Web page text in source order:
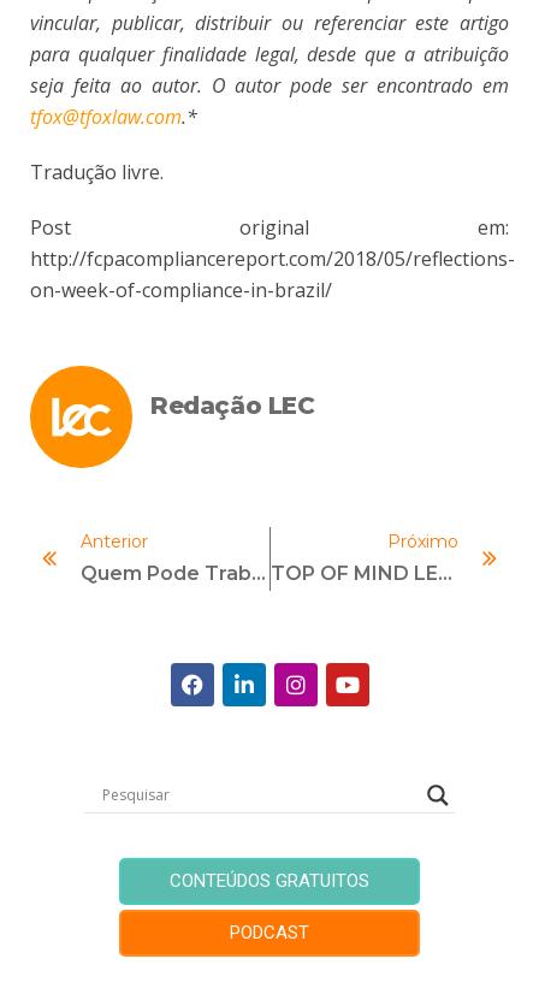
vincular, publicar, distribuir ou referenciar este artigo
para qualquer finalidade legal, desde que a atribuição
seja feita ao autor. O autor pode ser encontrado em
tfox@tfoxlaw.com.*
Tradução livre.
Post original em:
http://fcpacompliancereport.com/2018/05/reflections-
on-week-of-compliance-in-brazil/
Redação LEC
Anterior
Quem Pode Trabalhar Com Compliance?
Próximo
TOP OF MIND LEC COMPLIANCE CELEBRA OS MAIS LEMBRADOS
CONTEÚDOS GRATUITOS
PODCAST